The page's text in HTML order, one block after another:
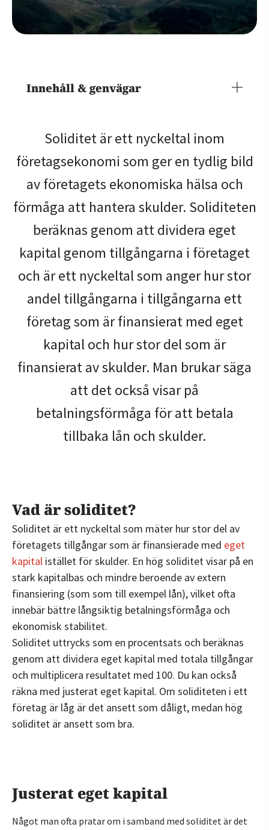
Innehåll & genvägar
Soliditet är ett nyckeltal inom
företagsekonomi som ger en tydlig bild
av företagets ekonomiska hälsa och
förmåga att hantera skulder. Soliditeten
beräknas genom att dividera eget
kapital genom tillgångarna i företaget
och är ett nyckeltal som anger hur stor
andel tillgångarna i tillgångarna ett
företag som är finansierat med eget
kapital och hur stor del som är
finansierat av skulder. Man brukar säga
att det också visar på
betalningsförmåga för att betala
tillbaka lån och skulder.
Vad är soliditet?
Soliditet är ett nyckeltal som mäter hur stor del av
företagets tillgångar som är finansierade med eget
kapital istället för skulder. En hög soliditet visar på en
stark kapitalbas och mindre beroende av extern
finansiering (som som till exempel lån), vilket ofta
innebär bättre långsiktig betalningsförmåga och
ekonomisk stabilitet.
Soliditet uttrycks som en procentsats och beräknas
genom att dividera eget kapital med totala tillgångar
och multiplicera resultatet med 100. Du kan också
räkna med justerat eget kapital. Om soliditeten i ett
företag är låg är det ansett som dåligt, medan hög
soliditet är ansett som bra.
Justerat eget kapital
Något man ofta pratar om i samband med soliditet är det